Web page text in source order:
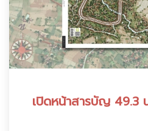
เปิดหน้าสารบัญ 49.3